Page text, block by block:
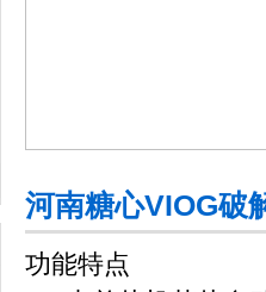
河南糖心VIOG破
功能特点